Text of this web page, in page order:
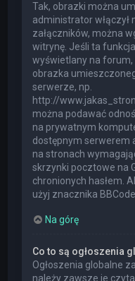
Tak, obrazki można
administrator
załączników, można
witrynę. Jeśli ta
wyświetlany na forum,
obrazka
serwerze, np.
http://
można podawać
na prywatnym
dostępnym serwerem
na stronach
skrzynki pocztowe na
chronionych hasłem.
użyj znacznika BBCode
Na górę
Co to są ogłoszenia
Ogłoszenia globalne
należy zawsze je